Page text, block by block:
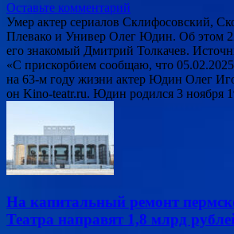
Оставьте комментарий
Умер актер сериалов Склифосовский,
Плевако и Универ Олег Юдин. Об этом
его знакомый Дмитрий Толкачев.
«С прискорбием сообщаю, что
на 63-м году жизни актер Юдин Олег
он Kino-teatr.ru. Юдин родился 3 ноября
На капитальный ремонт
Театра направят 1,8 млрд